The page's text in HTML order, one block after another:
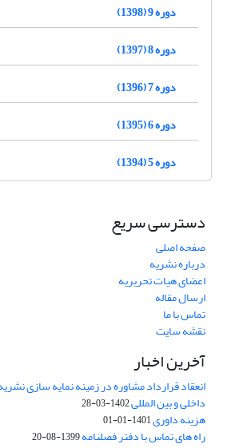
دوره 9 (1398)
دوره 8 (1397)
دوره 7 (1396)
دوره 6 (1395)
دوره 5 (1394)
دسترسی سریع
صفحه اصلی
درباره نشریه
اعضای هیات تحریریه
ارسال مقاله
تماس با ما
نقشه سایت
آخرین اخبار
انعقاد قرارداد مشاوره در زمینه نمایه سازی
داخلی و بین المللی1402-03-28
هزینه داوری1401-01-01
راه های تماس با دفتر فصلنامه1399-08-20